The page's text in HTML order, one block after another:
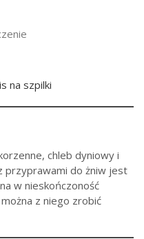
na szpilki
chleb dyniowy i
przyprawami do żniw jest
w nieskończoność
z niego zrobić